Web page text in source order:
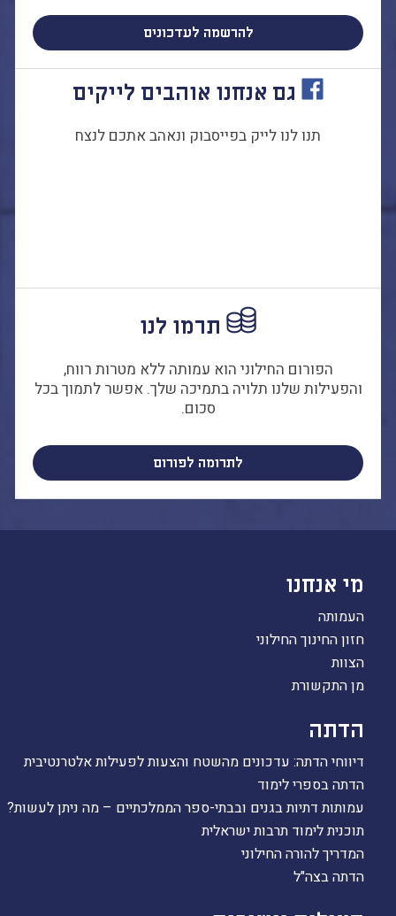
להרשמה לעדכונים
גם אנחנו אוהבים לייקים
תנו לנו לייק בפייסבוק ונאהב אתכם לנצח
תרמו לנו
הפורום החילוני הוא עמותה ללא מטרות רווח,
והפעילות שלנו תלויה בתמיכה שלך. אפשר לתמוך בכל
סכום.
לתרומה לפורום
מי אנחנו
העמותה
חזון החינוך החילוני
הצוות
מן התקשורת
הדתה
דיווחי הדתה: עדכונים מהשטח והצעות לפעילות אלטרנטיבית
הדתה בספרי לימוד
עמותות דתיות בגנים ובבתי-ספר הממלכתיים – מה ניתן לעשות?
תוכנית לימוד תרבות ישראלית
המדריך להורה החילוני
הדתה בצה"ל